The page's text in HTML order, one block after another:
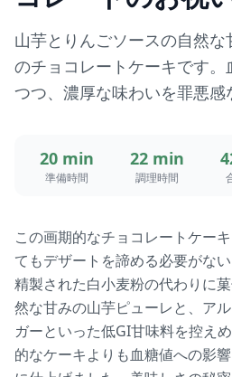
山芋とりんごソースの自然
のチョコレートケーキです。
つつ、濃厚な味わいを罪悪感
20 min
準備時間
22 min
調理時間
この画期的なチョコレートケー
てもデザートを諦める必要がな
精製された白小麦粉の代わりに
然な甘みの山芋ピューレと、ア
ガーといった低GI甘味料を控え
的なケーキよりも血糖値への影